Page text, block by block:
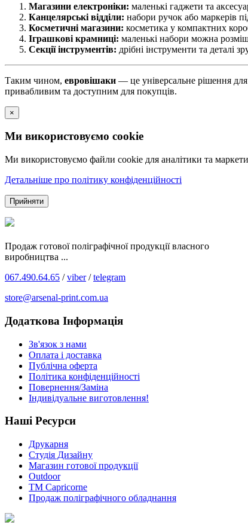
Магазини електроніки: маленькі гаджети та
Канцелярські відділи: набори ручок або маркерів
Косметичні магазини: косметика у компактних
Іграшкові крамниці: маленькі набори можна
Секції інструментів: дрібні інструменти та деталі
Таким чином, евровішаки — це універсальне рішення для
привабливим та доступним для покупців.
×
Ми використовуємо cookie
Ми використовуємо файли cookie для аналітики та
Детальніше про політику конфіденційності
Прийняти
Продаж готової поліграфічної продукції власного
виробництва ...
067.490.64.65 /viber/telegram
store@arsenal-print.com.ua
Додаткова Інформація
Зв'язок з нами
Оплата і доставка
Публічна оферта
Політика конфіденційності
Повернення/Заміна
Індивідуальне виготовлення!
Наші Ресурси
Друкарня
Студія Дизайну
Магазин готової продукції
Outdoor
TM Capricorne
Продаж поліграфічного обладнання